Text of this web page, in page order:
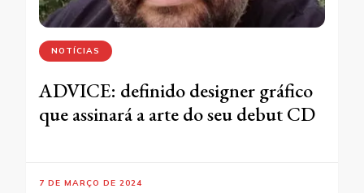
NOTÍCIAS
ADVICE: definido designer gráfico
que assinará a arte do seu debut CD
7 DE MARÇO DE 2024